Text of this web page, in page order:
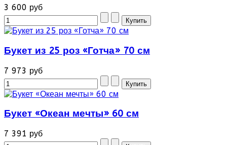
3 600 руб
Букет из 25 роз «Готча» 70 см
7 973 руб
Букет «Океан мечты» 60 см
7 391 руб